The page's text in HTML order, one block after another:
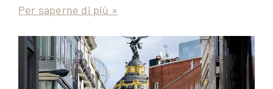
Per saperne di più »